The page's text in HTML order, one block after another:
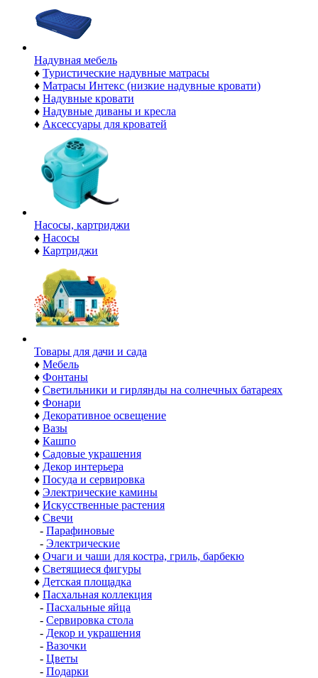
Надувная мебель
♦ Туристические надувные матрасы
♦ Матрасы Интекс (низкие надувные кровати)
♦ Надувные кровати
♦ Надувные диваны и кресла
♦ Аксессуары для кроватей
Насосы, картриджи
♦ Насосы
♦ Картриджи
Товары для дачи и сада
♦ Мебель
♦ Фонтаны
♦ Светильники и гирлянды на солнечных батареях
♦ Фонари
♦ Декоративное освещение
♦ Вазы
♦ Кашпо
♦ Садовые украшения
♦ Декор интерьера
♦ Посуда и сервировка
♦ Электрические камины
♦ Искусственные растения
♦ Свечи
- Парафиновые
- Электрические
♦ Очаги и чаши для костра, гриль, барбекю
♦ Светящиеся фигуры
♦ Детская площадка
♦ Пасхальная коллекция
- Пасхальные яйца
- Сервировка стола
- Декор и украшения
- Вазочки
- Цветы
- Подарки